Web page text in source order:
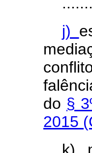
j)
do §
2015